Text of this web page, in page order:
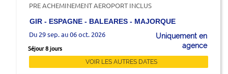
PRE ACHEMINEMENT AEROPORT INCLUS
GIR - ESPAGNE - BALEARES - MAJORQUE
Du 29 sep. au 06 oct. 2026
Séjour 8 jours
Uniquement en
agence
VOIR LES AUTRES DATES